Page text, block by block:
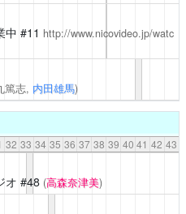
中 #11 http://www.nicovideo.jp/watc
篤志, 内田雄馬)
32 33 34 35 36 37 38 39 40 41 42 43
オ #48 (高森奈津美)